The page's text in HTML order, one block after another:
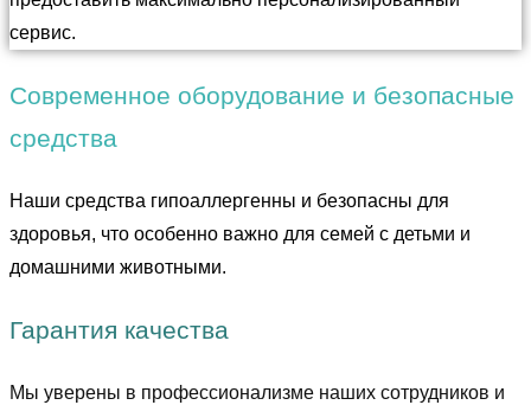
сервис.
Современное оборудование и безопасные
средства
Наши средства гипоаллергенны и безопасны для
здоровья, что особенно важно для семей с детьми и
домашними животными.
Гарантия качества
Мы уверены в профессионализме наших сотрудников и